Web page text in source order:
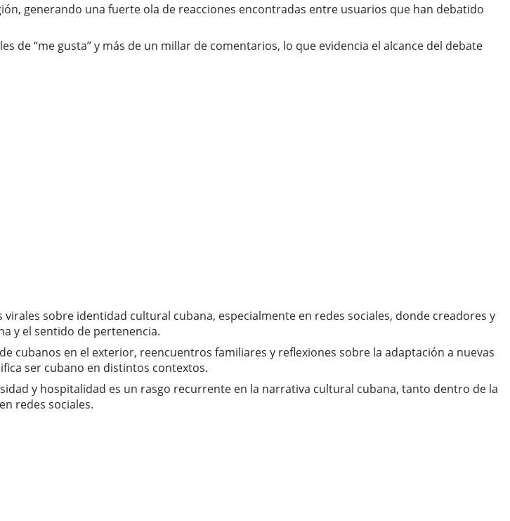
generando una fuerte ola de reacciones encontradas entre usuarios que han debatido
de “me gusta” y más de un millar de comentarios, lo que evidencia el alcance del debate
sobre identidad cultural cubana, especialmente en redes sociales, donde creadores y
y el sentido de pertenencia.
cubanos en el exterior, reencuentros familiares y reflexiones sobre la adaptación a nuevas
ser cubano en distintos contextos.
y hospitalidad es un rasgo recurrente en la narrativa cultural cubana, tanto dentro de la
redes sociales.